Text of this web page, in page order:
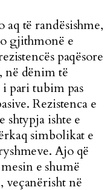
aq të randësishme,
gjithmonë e
paqësore
në dënim të
i pari tubim pas
Rezistenca e
shtypja ishte e
simbolikat e
Ajo që
e shumë
veçanërisht në